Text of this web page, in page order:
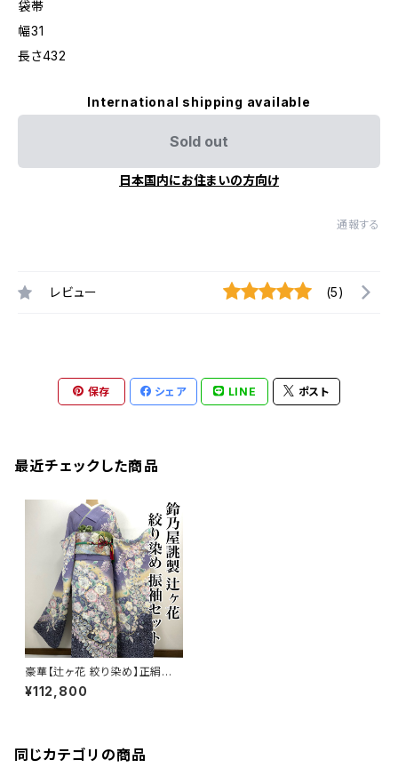
袋帯
幅31
長さ432
International shipping available
Sold out
日本国内にお住まいの方向け
通報する
レビュー (5)
保存 シェア LINE ポスト
最近チェックした商品
豪華【辻ヶ花 絞り染め】正絹
鈴乃屋誂製 振袖セット s236
¥112,800
同じカテゴリの商品